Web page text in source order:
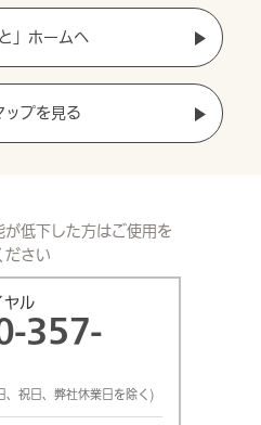
」ホームへ
ップを見る
が低下した方はご使用を
ださい
ヤル
357-
祝日、弊社休業日を除く)